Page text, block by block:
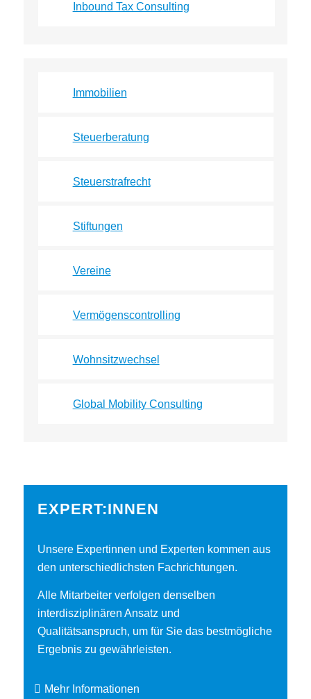
Inbound Tax Consulting
Immobilien
Steuerberatung
Steuerstrafrecht
Stiftungen
Vereine
Vermögenscontrolling
Wohnsitzwechsel
Global Mobility Consulting
EXPERT:INNEN
Unsere Expertinnen und Experten kommen aus
den unterschiedlichsten Fachrichtungen.
Alle Mitarbeiter verfolgen denselben
interdisziplinären Ansatz und
Qualitätsanspruch, um für Sie das bestmögliche
Ergebnis zu gewährleisten.
Mehr Informationen